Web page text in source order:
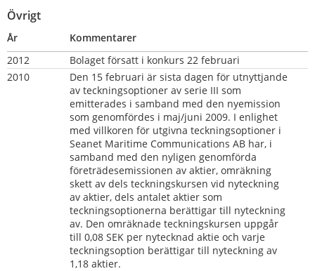
Övrigt
År
Kommentarer
2012
Bolaget försatt i konkurs 22 februari
2010
Den 15 februari är sista dagen för utnyttjande
av teckningsoptioner av serie III som
emitterades i samband med den nyemission
som genomfördes i maj/juni 2009. I enlighet
med villkoren för utgivna teckningsoptioner i
Seanet Maritime Communications AB har, i
samband med den nyligen genomförda
företrädesemissionen av aktier, omräkning
skett av dels teckningskursen vid nyteckning
av aktier, dels antalet aktier som
teckningsoptionerna berättigar till nyteckning
av. Den omräknade teckningskursen uppgår
till 0,08 SEK per nytecknad aktie och varje
teckningsoption berättigar till nyteckning av
1,18 aktier.